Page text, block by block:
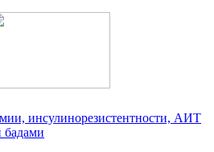
инсулинорезистентности, АИТ
бадами